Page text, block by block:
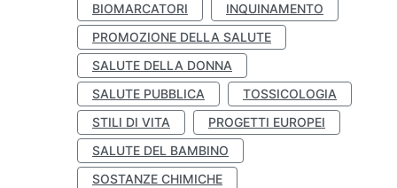
BIOMARCATORI
INQUINAMENTO
PROMOZIONE DELLA SALUTE
SALUTE DELLA DONNA
SALUTE PUBBLICA
TOSSICOLOGIA
STILI DI VITA
PROGETTI EUROPEI
SALUTE DEL BAMBINO
SOSTANZE CHIMICHE